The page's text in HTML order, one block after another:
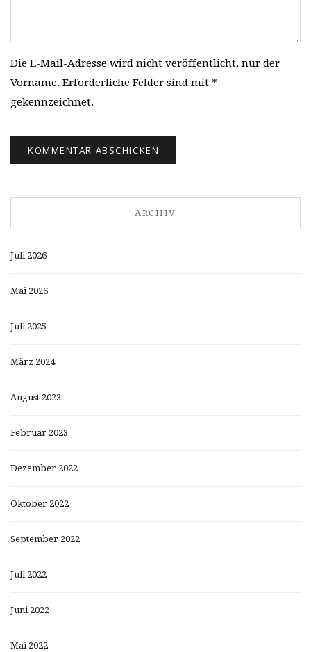
Die E-Mail-Adresse wird nicht veröffentlicht, nur der
Vorname. Erforderliche Felder sind mit *
gekennzeichnet.
ARCHIV
Juli 2026
Mai 2026
Juli 2025
März 2024
August 2023
Februar 2023
Dezember 2022
Oktober 2022
September 2022
Juli 2022
Juni 2022
Mai 2022